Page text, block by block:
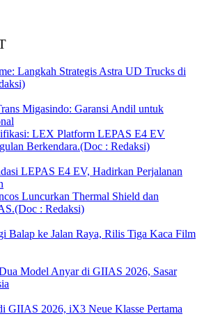
Migasindo: Garansi Andil untuk
LEPAS E4 EV, Hadirkan Perjalanan
Balap ke Jalan Raya, Rilis Tiga Kaca Film
Model Anyar di GIIAS 2026, Sasar
GIIAS 2026, iX3 Neue Klasse Pertama